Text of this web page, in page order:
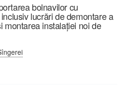
bolnavilor cu
lucrări de demontare a
montarea instalației noi de